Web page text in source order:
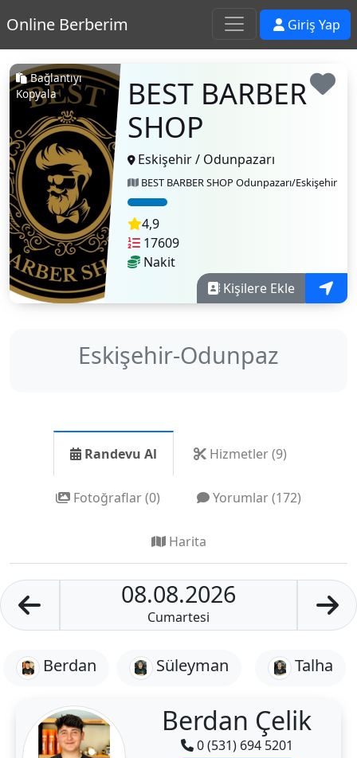
Online Berberim Giriş Yap
Bağlantıyı
Kopyala
BEST BARBER
SHOP
Eskişehir / Odunpazarı
BEST BARBER SHOP Odunpazarı/Eskişehir
4,9
17609
Nakit
Kişilere Ekle
Eskişehir-Odunpazarı
Randevu Al Hizmetler (9)
Fotoğraflar (0) Yorumlar (172)
Harita
08.08.2026
Cumartesi
Berdan Süleyman Talha
Berdan Çelik
0 (531) 694 5201